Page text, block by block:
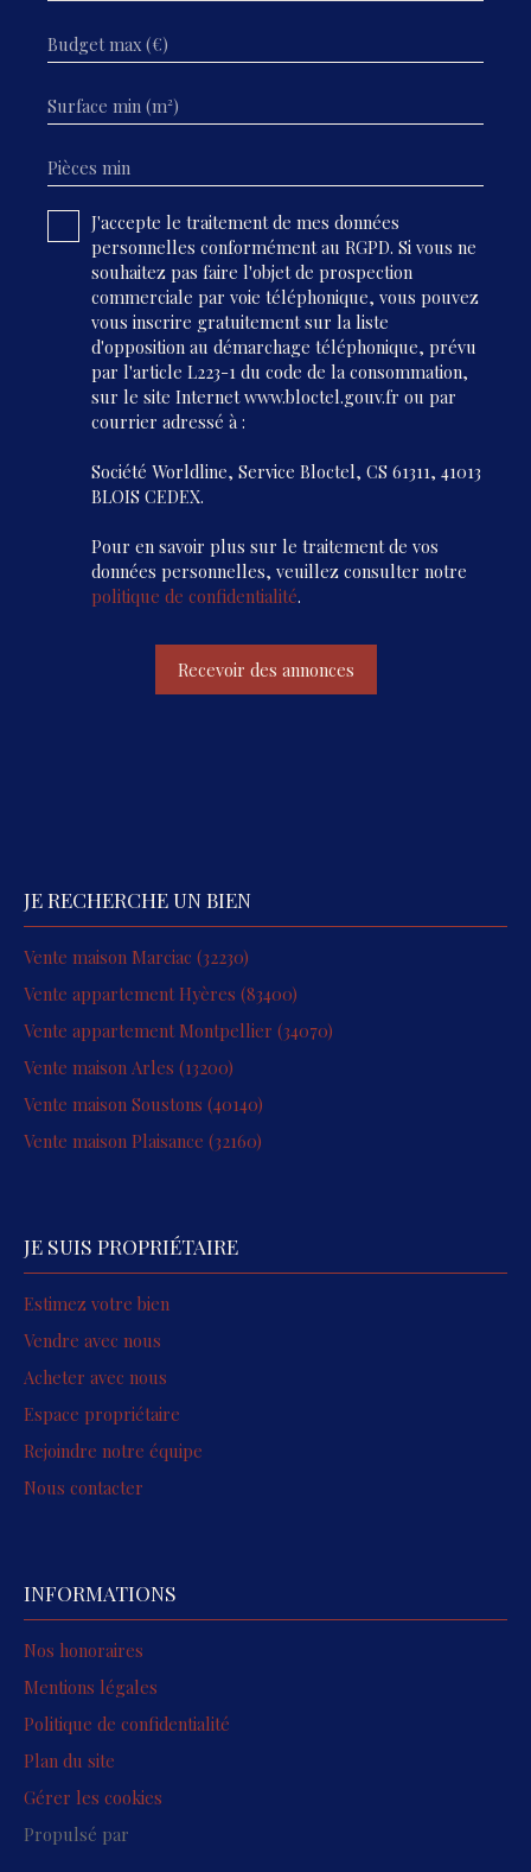
Budget max (€)
Surface min (m²)
Pièces min
J'accepte le traitement de mes données
personnelles conformément au RGPD. Si vous ne
souhaitez pas faire l'objet de prospection
commerciale par voie téléphonique, vous pouvez
vous inscrire gratuitement sur la liste
d'opposition au démarchage téléphonique, prévu
par l'article L223-1 du code de la consommation,
sur le site Internet www.bloctel.gouv.fr ou par
courrier adressé à :
Société Worldline, Service Bloctel, CS 61311, 41013
BLOIS CEDEX.
Pour en savoir plus sur le traitement de vos
données personnelles, veuillez consulter notre
politique de confidentialité.
Recevoir des annonces
JE RECHERCHE UN BIEN
Vente maison Marciac (32230)
Vente appartement Hyères (83400)
Vente appartement Montpellier (34070)
Vente maison Arles (13200)
Vente maison Soustons (40140)
Vente maison Plaisance (32160)
JE SUIS PROPRIÉTAIRE
Estimez votre bien
Vendre avec nous
Acheter avec nous
Espace propriétaire
Rejoindre notre équipe
Nous contacter
INFORMATIONS
Nos honoraires
Mentions légales
Politique de confidentialité
Plan du site
Gérer les cookies
Propulsé par